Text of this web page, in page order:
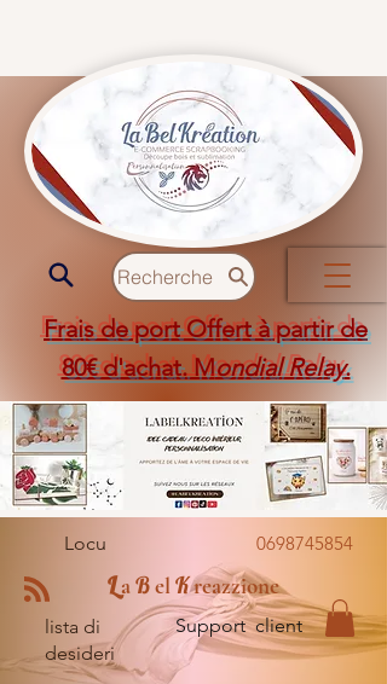
Recherche
Frais de port Offert à partir de
80€ d'achat. Mondial Relay.
Locu 0698745854
LaBel Kreazzione
lista di
desideri
Support client